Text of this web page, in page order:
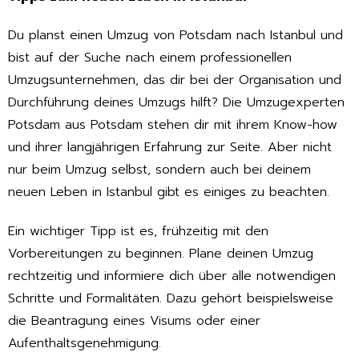
Du planst einen Umzug von Potsdam nach Istanbul und
bist auf der Suche nach einem professionellen
Umzugsunternehmen, das dir bei der Organisation und
Durchführung deines Umzugs hilft? Die Umzugexperten
Potsdam aus Potsdam stehen dir mit ihrem Know-how
und ihrer langjährigen Erfahrung zur Seite. Aber nicht
nur beim Umzug selbst, sondern auch bei deinem
neuen Leben in Istanbul gibt es einiges zu beachten.
Ein wichtiger Tipp ist es, frühzeitig mit den
Vorbereitungen zu beginnen. Plane deinen Umzug
rechtzeitig und informiere dich über alle notwendigen
Schritte und Formalitäten. Dazu gehört beispielsweise
die Beantragung eines Visums oder einer
Aufenthaltsgenehmigung.